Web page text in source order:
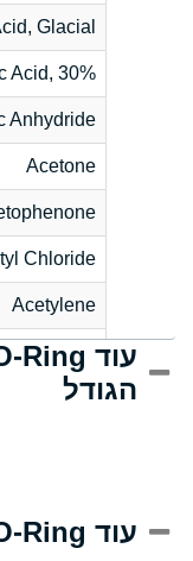
Glacial
Acid, 30%
Anhydride
Acetone
Chloride
Acetylene
Adipic Acid
(Aqueous)
הגודל
עוד O-Ring אורינגים מאותו החומר